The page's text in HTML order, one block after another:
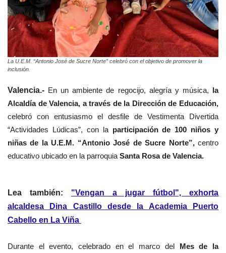
La U.E.M. “Antonio José de Sucre Norte” celebró con el objetivo de promover la
inclusión.
Valencia.- En un ambiente de regocijo, alegría y música, la
Alcaldía de Valencia, a través de la Dirección de Educación,
celebró con entusiasmo el desfile de Vestimenta Divertida
“Actividades Lúdicas”, con la participación de 100 niños y
niñas de la U.E.M. “Antonio José de Sucre Norte”,centro
educativo ubicado en la parroquia Santa Rosa de Valencia.
Lea también: "Vengan a jugar fútbol", exhorta
alcaldesa Dina Castillo desde la Academia Puerto
Cabello en La Viña
Durante el evento, celebrado en el marco del Mes de la